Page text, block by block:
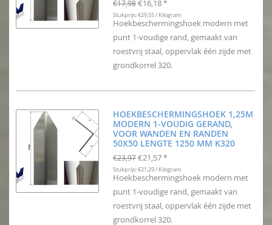
€17,98 €16,18 *
Stukprijs: €29,55 / Kilogram
Hoekbeschermingshoek modern met
punt 1-voudige rand, gemaakt van
roestvrij staal, oppervlak één zijde met
grondkorrel 320.
HOEKBESCHERMINGSHOEK 1,25M
MODERN 1-VOUDIG GERAND,
VOOR WANDEN EN RANDEN
50X50 LENGTE 1250 MM K320
€23,97 €21,57 *
Stukprijs: €21,29 / Kilogram
Hoekbeschermingshoek modern met
punt 1-voudige rand, gemaakt van
roestvrij staal, oppervlak één zijde met
grondkorrel 320.